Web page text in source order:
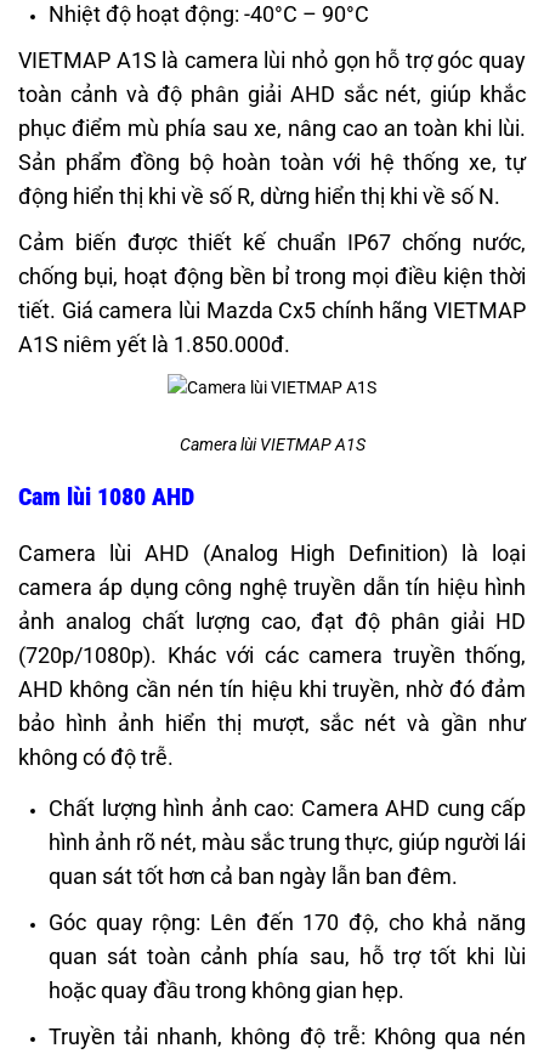
Nhiệt độ hoạt động: -40°C – 90°C
VIETMAP A1S là camera lùi nhỏ gọn hỗ trợ góc quay
toàn cảnh và độ phân giải AHD sắc nét, giúp khắc
phục điểm mù phía sau xe, nâng cao an toàn khi lùi.
Sản phẩm đồng bộ hoàn toàn với hệ thống xe, tự
động hiển thị khi về số R, dừng hiển thị khi về số N.
Cảm biến được thiết kế chuẩn IP67 chống nước,
chống bụi, hoạt động bền bỉ trong mọi điều kiện thời
tiết. Giá camera lùi Mazda Cx5 chính hãng VIETMAP
A1S niêm yết là 1.850.000đ.
Camera lùi VIETMAP A1S
Cam lùi 1080 AHD
Camera lùi AHD (Analog High Definition) là loại
camera áp dụng công nghệ truyền dẫn tín hiệu hình
ảnh analog chất lượng cao, đạt độ phân giải HD
(720p/1080p). Khác với các camera truyền thống,
AHD không cần nén tín hiệu khi truyền, nhờ đó đảm
bảo hình ảnh hiển thị mượt, sắc nét và gần như
không có độ trễ.
Chất lượng hình ảnh cao: Camera AHD cung cấp
hình ảnh rõ nét, màu sắc trung thực, giúp người lái
quan sát tốt hơn cả ban ngày lẫn ban đêm.
Góc quay rộng: Lên đến 170 độ, cho khả năng
quan sát toàn cảnh phía sau, hỗ trợ tốt khi lùi
hoặc quay đầu trong không gian hẹp.
Truyền tải nhanh, không độ trễ: Không qua nén